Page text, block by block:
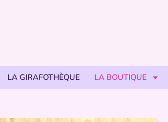
LA GIRAFOTHÈQUE LA BOUTIQUE